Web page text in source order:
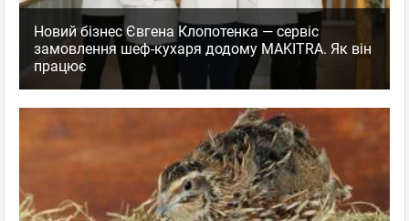
Новий бізнес Євгена Клопотенка — сервіс
замовлення шеф-кухаря додому MAKITRA. Як він
працює